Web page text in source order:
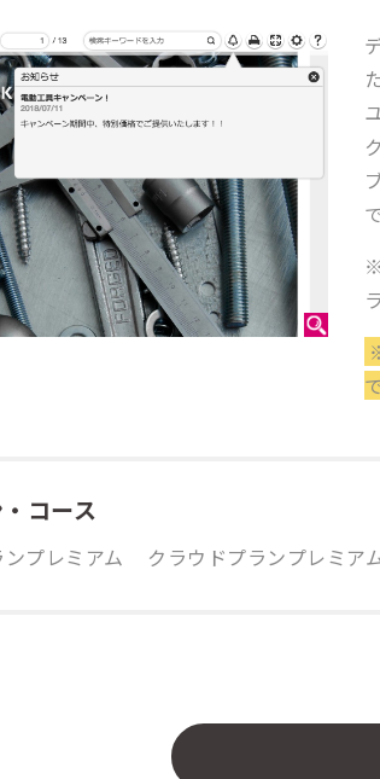
コース
プレミアム クラウドプランプレミア